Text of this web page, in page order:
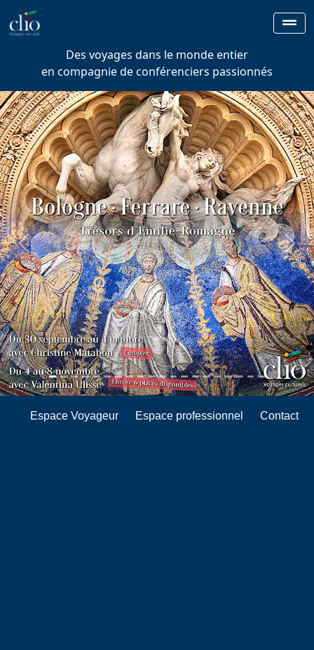
Des voyages dans le monde entier
en compagnie de conférenciers passionnés
Previous Next
Espace Voyageur Espace professionnel Contact